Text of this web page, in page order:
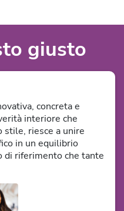
giusto
concreta e
interiore che
stile, riesce a unire
in un equilibrio
di riferimento che tante